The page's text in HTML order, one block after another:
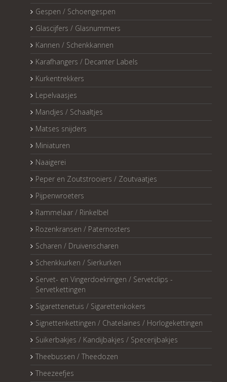
Gespen / Schoengespen
Glascijfers / Glasnummers
Kannen / Schenkkannen
Karafhangers / Decanter Labels
Kurkentrekkers
Lepelvaasjes
Mandjes / Schaaltjes
Matses snijders
Miniaturen
Naaigerei
Peper en Zoutstrooiers / Zoutvaatjes
Pijpenwroeters
Rammelaar / Rinkelbel
Rozenkransen / Paternosters
Scharen / Druivenscharen
Schenkkurken / Sierkurken
Servet- en Vingerdoekringen / Servetclips -
Servetkettingen
Sigarettenetuis / Sigarettenkokers
Signettenkettingen / Chatelaines / Horlogekettingen
Suikerbakjes / Kandijbakjes / Specerijbakjes
Theebussen / Theedozen
Theezeefjes